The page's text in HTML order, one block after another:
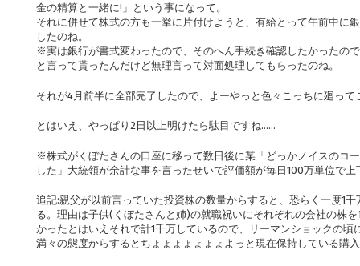
金の精算と一緒に!」という事になって。
それに併せて株式の方も一挙に片付けようと、有給とって午前中に
したのね。
※実は銀行が書式変わったので、そのへん手続き確認したかったの
と言って貰ったんだけど無理言って対面処理してもらったのね。
それが4月前半に全部完了したので、よーやっと色々こっちに廻っ
とはいえ、やっぱり2日以上明けたら駄目ですね……
※株式がくぼたさんの口座に移って数日後に某「どっかノイスのコ
した」大統領が余計な事を言ったせいで評価額が毎日100万単位で
追記:親父が以前言っていた投資株の数量からすると、恐らく一度1
る。理由は子供(くぼたさんと姉)の就職祝いにそれぞれの会社の株
かったとはいえそれで計1千万しているので、リーマンショックの
満々の態度からするとちょょょょょょょよっと現在保持している購